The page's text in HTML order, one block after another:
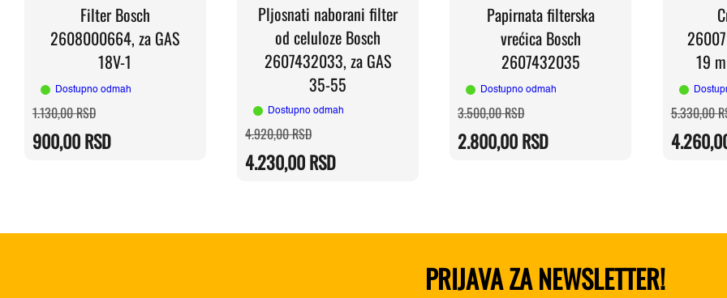
Filter Bosch
2608000664, za GAS
18V-1
Dostupno odmah
1.130,00RSDOriginalna
cena
bila:
1.130,00 RSD.
900,00RSD
Trenutna
cena
900,00 RSD.
Pljosnati naborani filter
od celuloze Bosch
2607432033, za GAS
35-55
Dostupno odmah
4.920,00RSDOriginalna
cena
bila:
4.920,00 RSD.
4.230,00RSD
Trenutna
cena
4.230,00 RSD.
Papirnata filterska
vrećica Bosch
2607432035
Dostupno odmah
3.500,00RSDOriginalna
cena
bila:
3.500,00 RSD.
2.800,00RSD
Trenutna
cena
2.800,00 RSD.
19
5.330,00
PRIJAVA ZA NEWSLETTER!